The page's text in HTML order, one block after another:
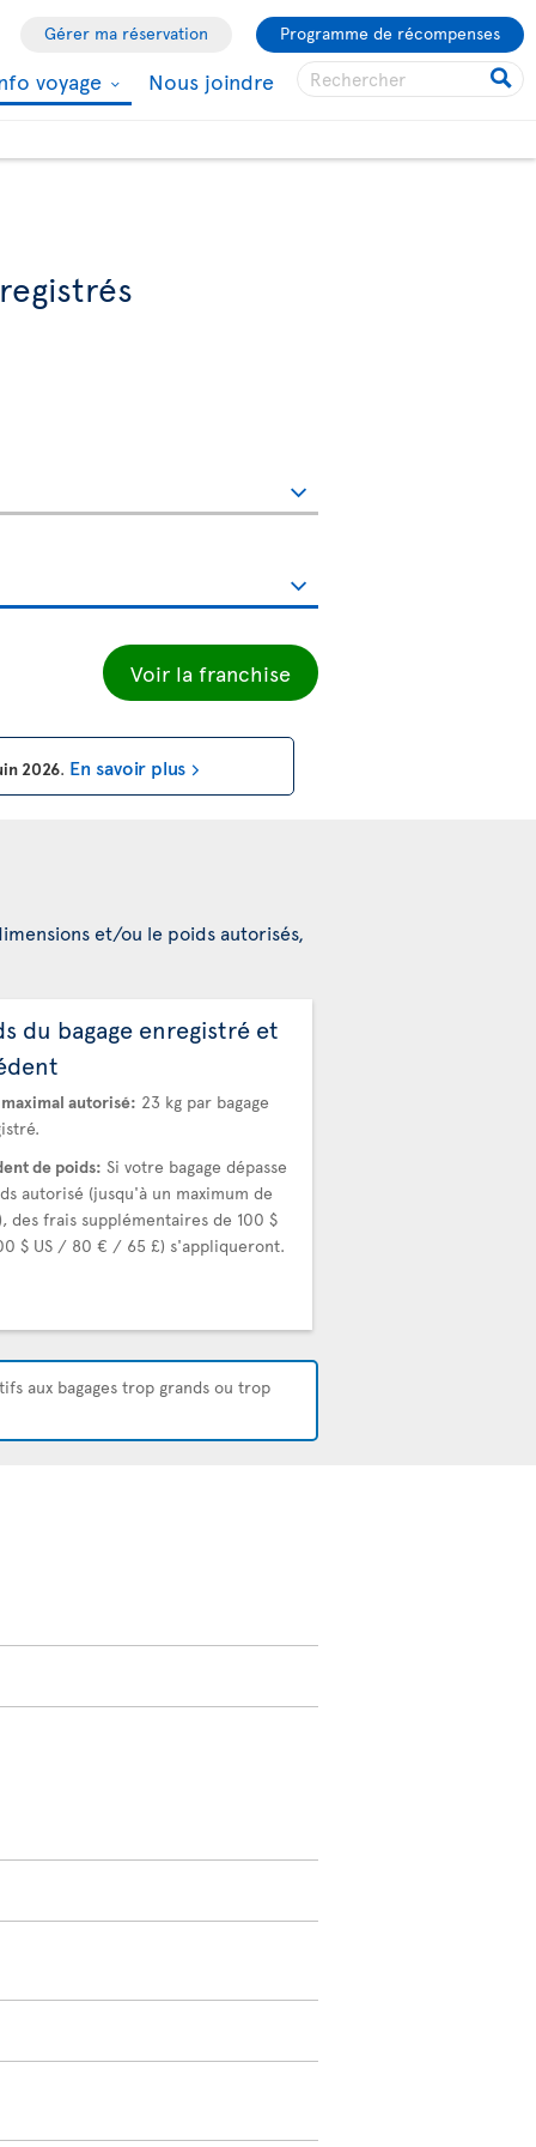
Gérer ma réservation Programme de récompenses
voyage Nous joindre
Voir la franchise
2026. En savoir plus
et/ou le poids autorisés,
du bagage enregistré et
autorisé: 23 kg par bagage
de poids: Si votre bagage dépasse
autorisé (jusqu'à un maximum de
des frais supplémentaires de 100 $
$ US / 80 € / 65 £) s'appliqueront.
aux bagages trop grands ou trop